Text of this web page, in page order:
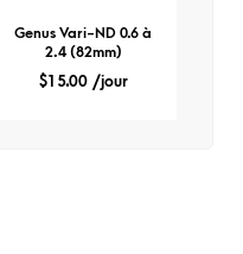
Genus Vari-ND 0.6 à
2.4 (82mm)
$15.00/jour